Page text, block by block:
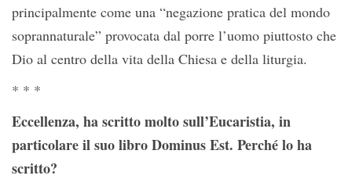
principalmente come una “negazione pratica del mondo
soprannaturale” provocata dal porre l’uomo piuttosto che
Dio al centro della vita della Chiesa e della liturgia.
* * *
Eccellenza, ha scritto molto sull’Eucaristia, in
particolare il suo libro Dominus Est. Perché lo ha
scritto?